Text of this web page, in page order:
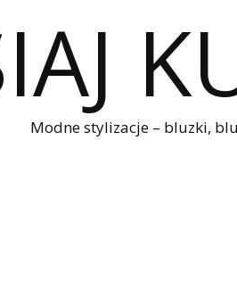
Modne stylizacje – bluzki,